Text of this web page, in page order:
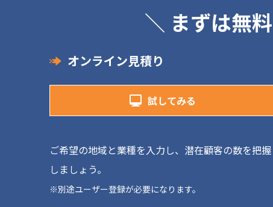
＼ まずは無
オンライン見積り
試してみる
ご希望の地域と業種を入力し、潜在顧客の数を把握
しましょう。
※別途ユーザー登録が必要になります。